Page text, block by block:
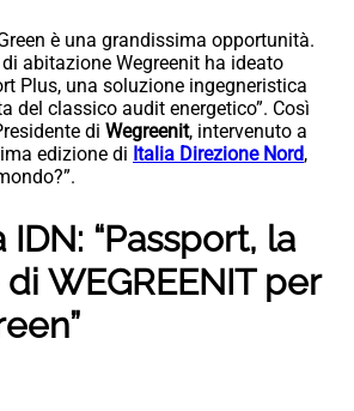
è una grandissima opportunità.
abitazione Wegreenit ha ideato
Plus, una soluzione ingegneristica
del classico audit energetico”. Così
di Wegreenit, intervenuto a
edizione di Italia Direzione Nord,
“Passport, la
WEGREENIT per